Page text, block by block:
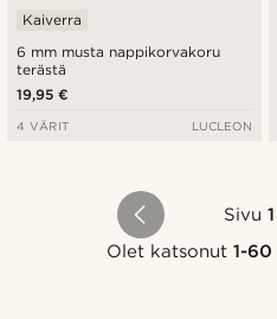
6 mm musta nappikorvakoru
terästä
Kaiverra
19,95 €
4 VÄRIT LUCLEON
Sivu 1
Olet katsonut 1-60